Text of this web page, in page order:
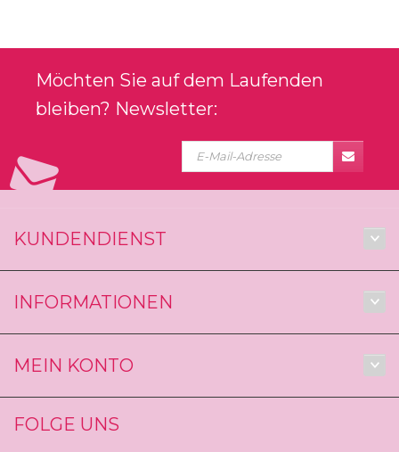
Möchten Sie auf dem Laufenden
bleiben? Newsletter:
KUNDENDIENST
INFORMATIONEN
MEIN KONTO
FOLGE UNS